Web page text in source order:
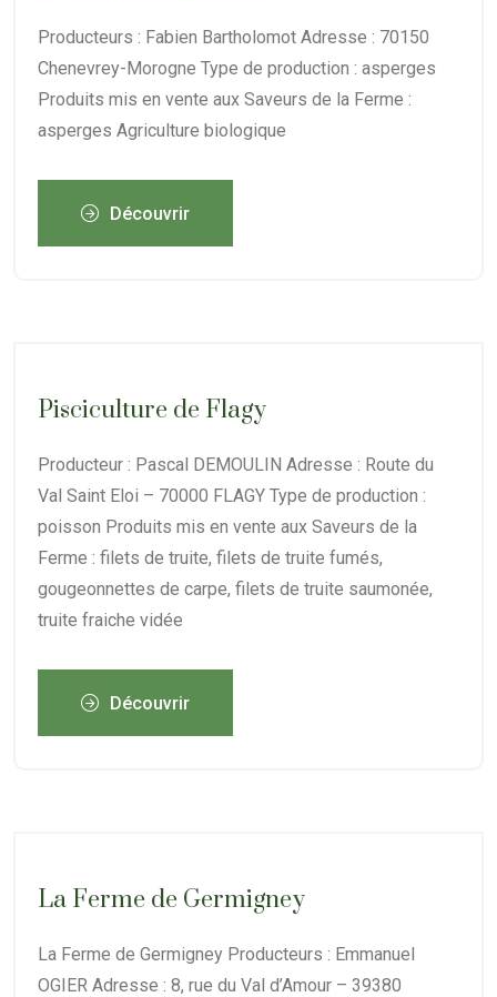
Producteurs : Fabien Bartholomot Adresse : 70150
Chenevrey-Morogne Type de production : asperges
Produits mis en vente aux Saveurs de la Ferme :
asperges Agriculture biologique
Découvrir
Pisciculture de Flagy
Producteur : Pascal DEMOULIN Adresse : Route du
Val Saint Eloi – 70000 FLAGY Type de production :
poisson Produits mis en vente aux Saveurs de la
Ferme : filets de truite, filets de truite fumés,
gougeonnettes de carpe, filets de truite saumonée,
truite fraiche vidée
Découvrir
La Ferme de Germigney
La Ferme de Germigney Producteurs : Emmanuel
OGIER Adresse : 8, rue du Val d’Amour – 39380